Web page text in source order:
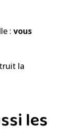
: vous
la
les